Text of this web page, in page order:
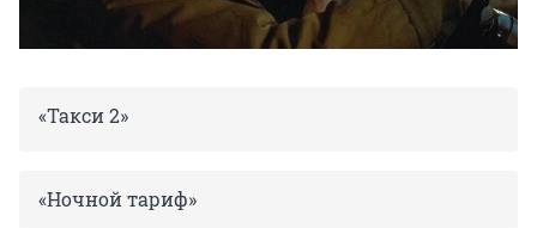
«Такси 2»
«Ночной тариф»